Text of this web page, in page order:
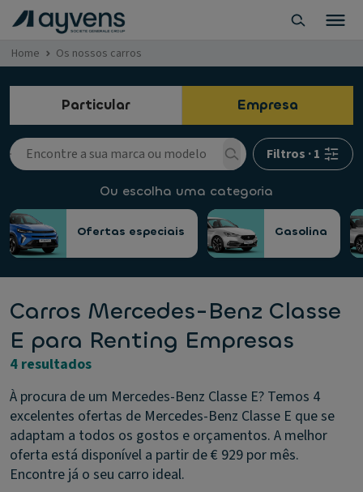
Home Os nossos carros
Particular Empresa
Filtros ·1
Ou escolha uma categoria
Ofertas especiais Gasolina
Carros Mercedes-Benz Classe
E para Renting Empresas
4 resultados
À procura de um Mercedes-Benz Classe E? Temos 4
excelentes ofertas de Mercedes-Benz Classe E que se
adaptam a todos os gostos e orçamentos. A melhor
oferta está disponível a partir de € 929 por mês.
Encontre já o seu carro ideal.